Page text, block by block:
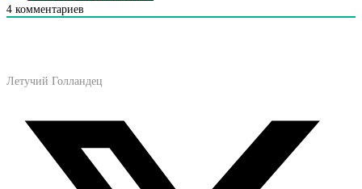
4 комментариев
Летучий Голландец